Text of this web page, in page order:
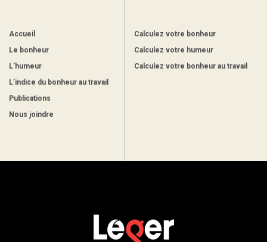
Accueil
Le bonheur
L'humeur
L’indice du bonheur au travail
Publications
Nous joindre
Calculez votre bonheur
Calculez votre humeur
Calculez votre bonheur au travail